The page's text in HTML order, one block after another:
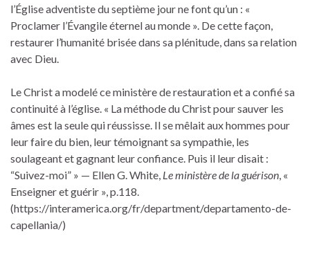
l’Église adventiste du septième jour ne font qu’un : «
Proclamer l’Évangile éternel au monde ». De cette façon,
restaurer l’humanité brisée dans sa plénitude, dans sa relation
avec Dieu.
Le Christ a modelé ce ministère de restauration et a confié sa
continuité à l’église. « La méthode du Christ pour sauver les
âmes est la seule qui réussisse. Il se mêlait aux hommes pour
leur faire du bien, leur témoignant sa sympathie, les
soulageant et gagnant leur confiance. Puis il leur disait :
“Suivez-moi” » — Ellen G. White, Le ministère de la guérison, «
Enseigner et guérir », p.118.
(https://interamerica.org/fr/department/departamento-de-
capellania/)